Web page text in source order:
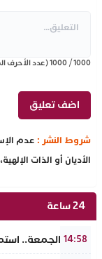
1000
/
1000(عدد الأحرف
شروط النشر : عدم
الأديان أو الذات
24 ساعة
14:58
طقس الجمعة..